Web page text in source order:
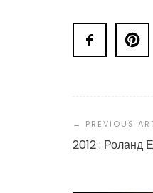
Navigation
2012 : Роланд